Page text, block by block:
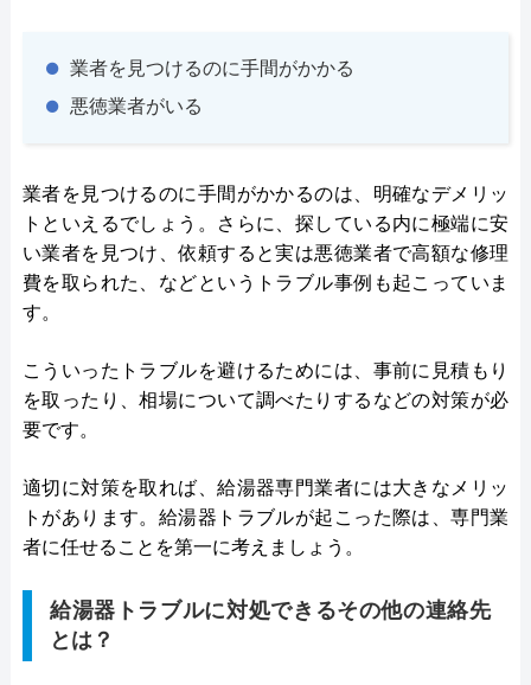
業者を見つけるのに手間がかかる
悪徳業者がいる
業者を見つけるのに手間がかかるのは、明確なデメリッ
トといえるでしょう。さらに、探している内に極端に安
い業者を見つけ、依頼すると実は悪徳業者で高額な修理
費を取られた、などというトラブル事例も起こっていま
す。
こういったトラブルを避けるためには、事前に見積もり
を取ったり、相場について調べたりするなどの対策が必
要です。
適切に対策を取れば、給湯器専門業者には大きなメリッ
トがあります。給湯器トラブルが起こった際は、専門業
者に任せることを第一に考えましょう。
給湯器トラブルに対処できるその他の連絡先
とは？